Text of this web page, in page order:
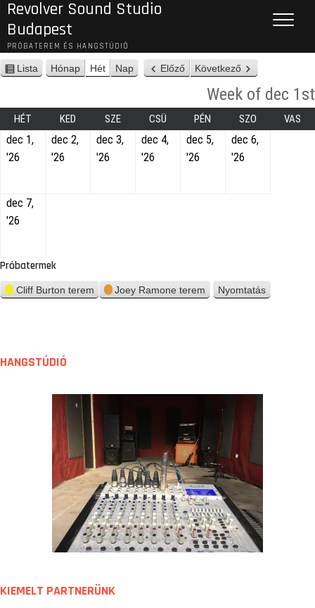
Revolver Sound Studio
Budapest
PRÓBATEREM ÉS HANGSTÚDIÓ
Lista
t
Hónap Hét Nap Előző Következő
Week of dec 1st
HÉT KED SZE CSÜ PÉN SZO VAS
dec 1,
'26
dec 2,
'26
dec 3,
'26
dec 4,
'26
dec 5,
'26
dec 6,
'26
dec 7,
'26
Próbatermek
Cliff Burton terem Joey Ramone terem Nyomtatás
HANGSTÚDIÓ
KIEMELT PARTNERÜNK